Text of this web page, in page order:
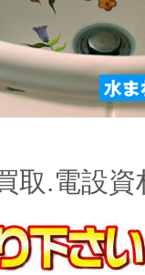
取.電設資